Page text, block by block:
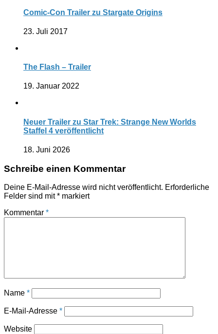
Comic-Con Trailer zu Stargate Origins
23. Juli 2017
The Flash – Trailer
19. Januar 2022
Neuer Trailer zu Star Trek: Strange New Worlds
Staffel 4 veröffentlicht
18. Juni 2026
Schreibe einen Kommentar
Deine E-Mail-Adresse wird nicht veröffentlicht. Erforderliche
Felder sind mit* markiert
Kommentar *
Name *
E-Mail-Adresse *
Website